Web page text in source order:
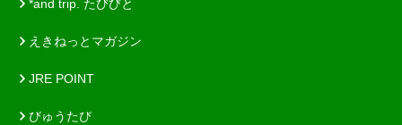
*and trip. たびびと
えきねっとマガジン
JRE POINT
びゅうたび